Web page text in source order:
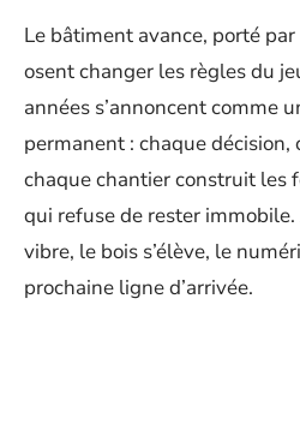
Le bâtiment avance, porté par
osent changer les règles du
années s’annoncent comme
permanent : chaque décision,
chaque chantier construit les
qui refuse de rester immobile.
vibre, le bois s’élève, le
prochaine ligne d’arrivée.